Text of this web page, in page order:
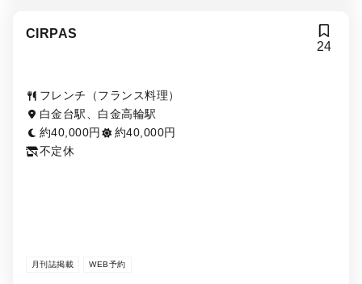
CIRPAS
24
フレンチ（フランス料理）
白金台駅、白金高輪駅
約40,000円
約40,000円
不定休
月刊誌掲載 WEB予約